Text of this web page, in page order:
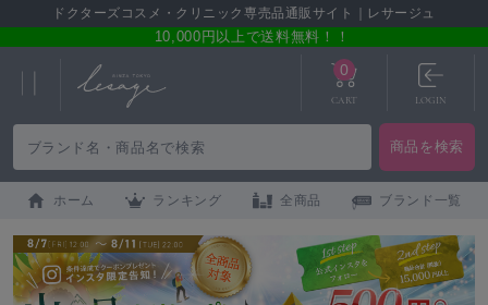
ドクターズコスメ・クリニック専売品通販サイト｜レサージュ
10,000円以上で送料無料！！
0
CART LOGIN
ホーム ランキング 全商品 ブランド一覧